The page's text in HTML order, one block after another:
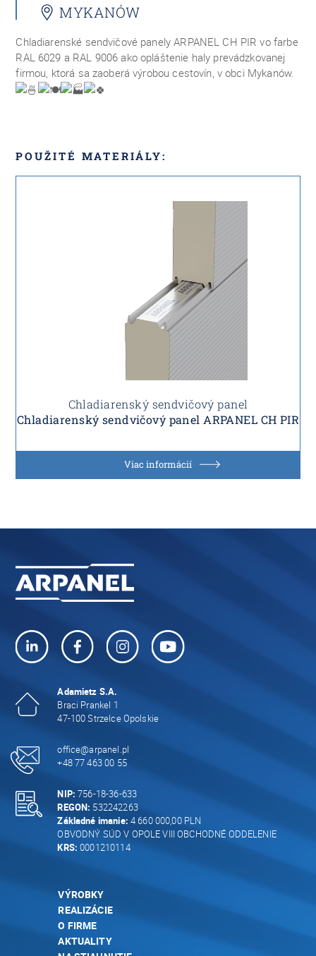
MYKANÓW
Chladiarenské sendvičové panely ARPANEL CH PIR vo farbe
RAL 6029 a RAL 9006 ako opláštenie haly prevádzkovanej
firmou, ktorá sa zaoberá výrobou cestovín, v obci Mykanów.
POUŽITÉ MATERIÁLY:
Chladiarenský sendvičový panel
Chladiarenský sendvičový panel ARPANEL CH PIR
Viac informácií
Adamietz S.A.
Braci Prankel 1
47-100 Strzelce Opolskie
office@arpanel.pl
+48 77 463 00 55
NIP: 756-18-36-633
REGON: 532242263
Základné imanie: 4 660 000,00 PLN
OBVODNÝ SÚD V OPOLE VIII OBCHODNÉ ODDELENIE
KRS: 0001210114
VÝROBKY
REALIZÁCIE
O FIRME
AKTUALITY